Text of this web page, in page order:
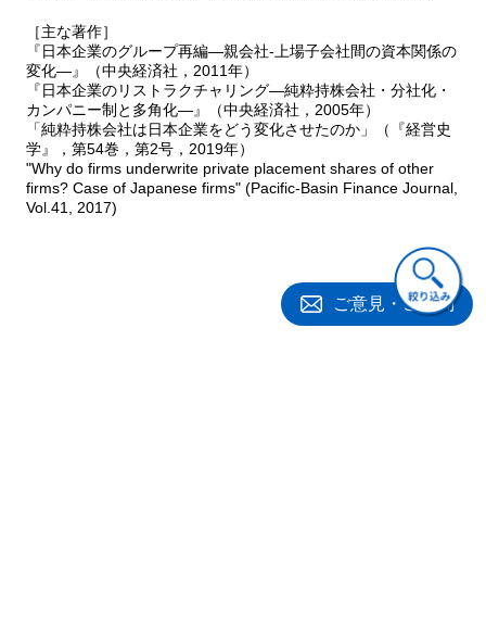
〈著者〉
大坪 稔
［主な著作］
『日本企業のグループ再編―親会社-上場子会社間の資本関係の
変化―』（中央経済社，2011年）
『日本企業のリストラクチャリング―純粋持株会社・分社化・
カンパニー制と多角化―』（中央経済社，2005年）
「純粋持株会社は日本企業をどう変化させたのか」（『経営史
学』，第54巻，第2号，2019年）
"Why do firms underwrite private placement shares of other
firms? Case of Japanese firms" (Pacific-Basin Finance Journal,
Vol.41, 2017)
ご意見・ご質問